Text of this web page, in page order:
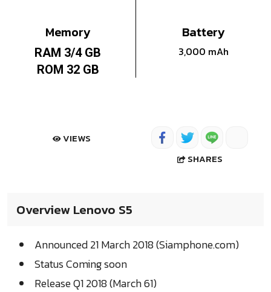
Memory
RAM 3/4 GB
ROM 32 GB
Battery
3,000 mAh
VIEWS
SHARES
Overview Lenovo S5
Announced 21 March 2018 (Siamphone.com)
Status Coming soon
Release Q1 2018 (March 61)